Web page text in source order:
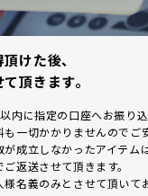
けた後、
頂きます。
内に指定の口座へお振り込
一切かかりませんのでご
が成立しなかったアイテム
返送させて頂きます。
名義のみとさせて頂いて